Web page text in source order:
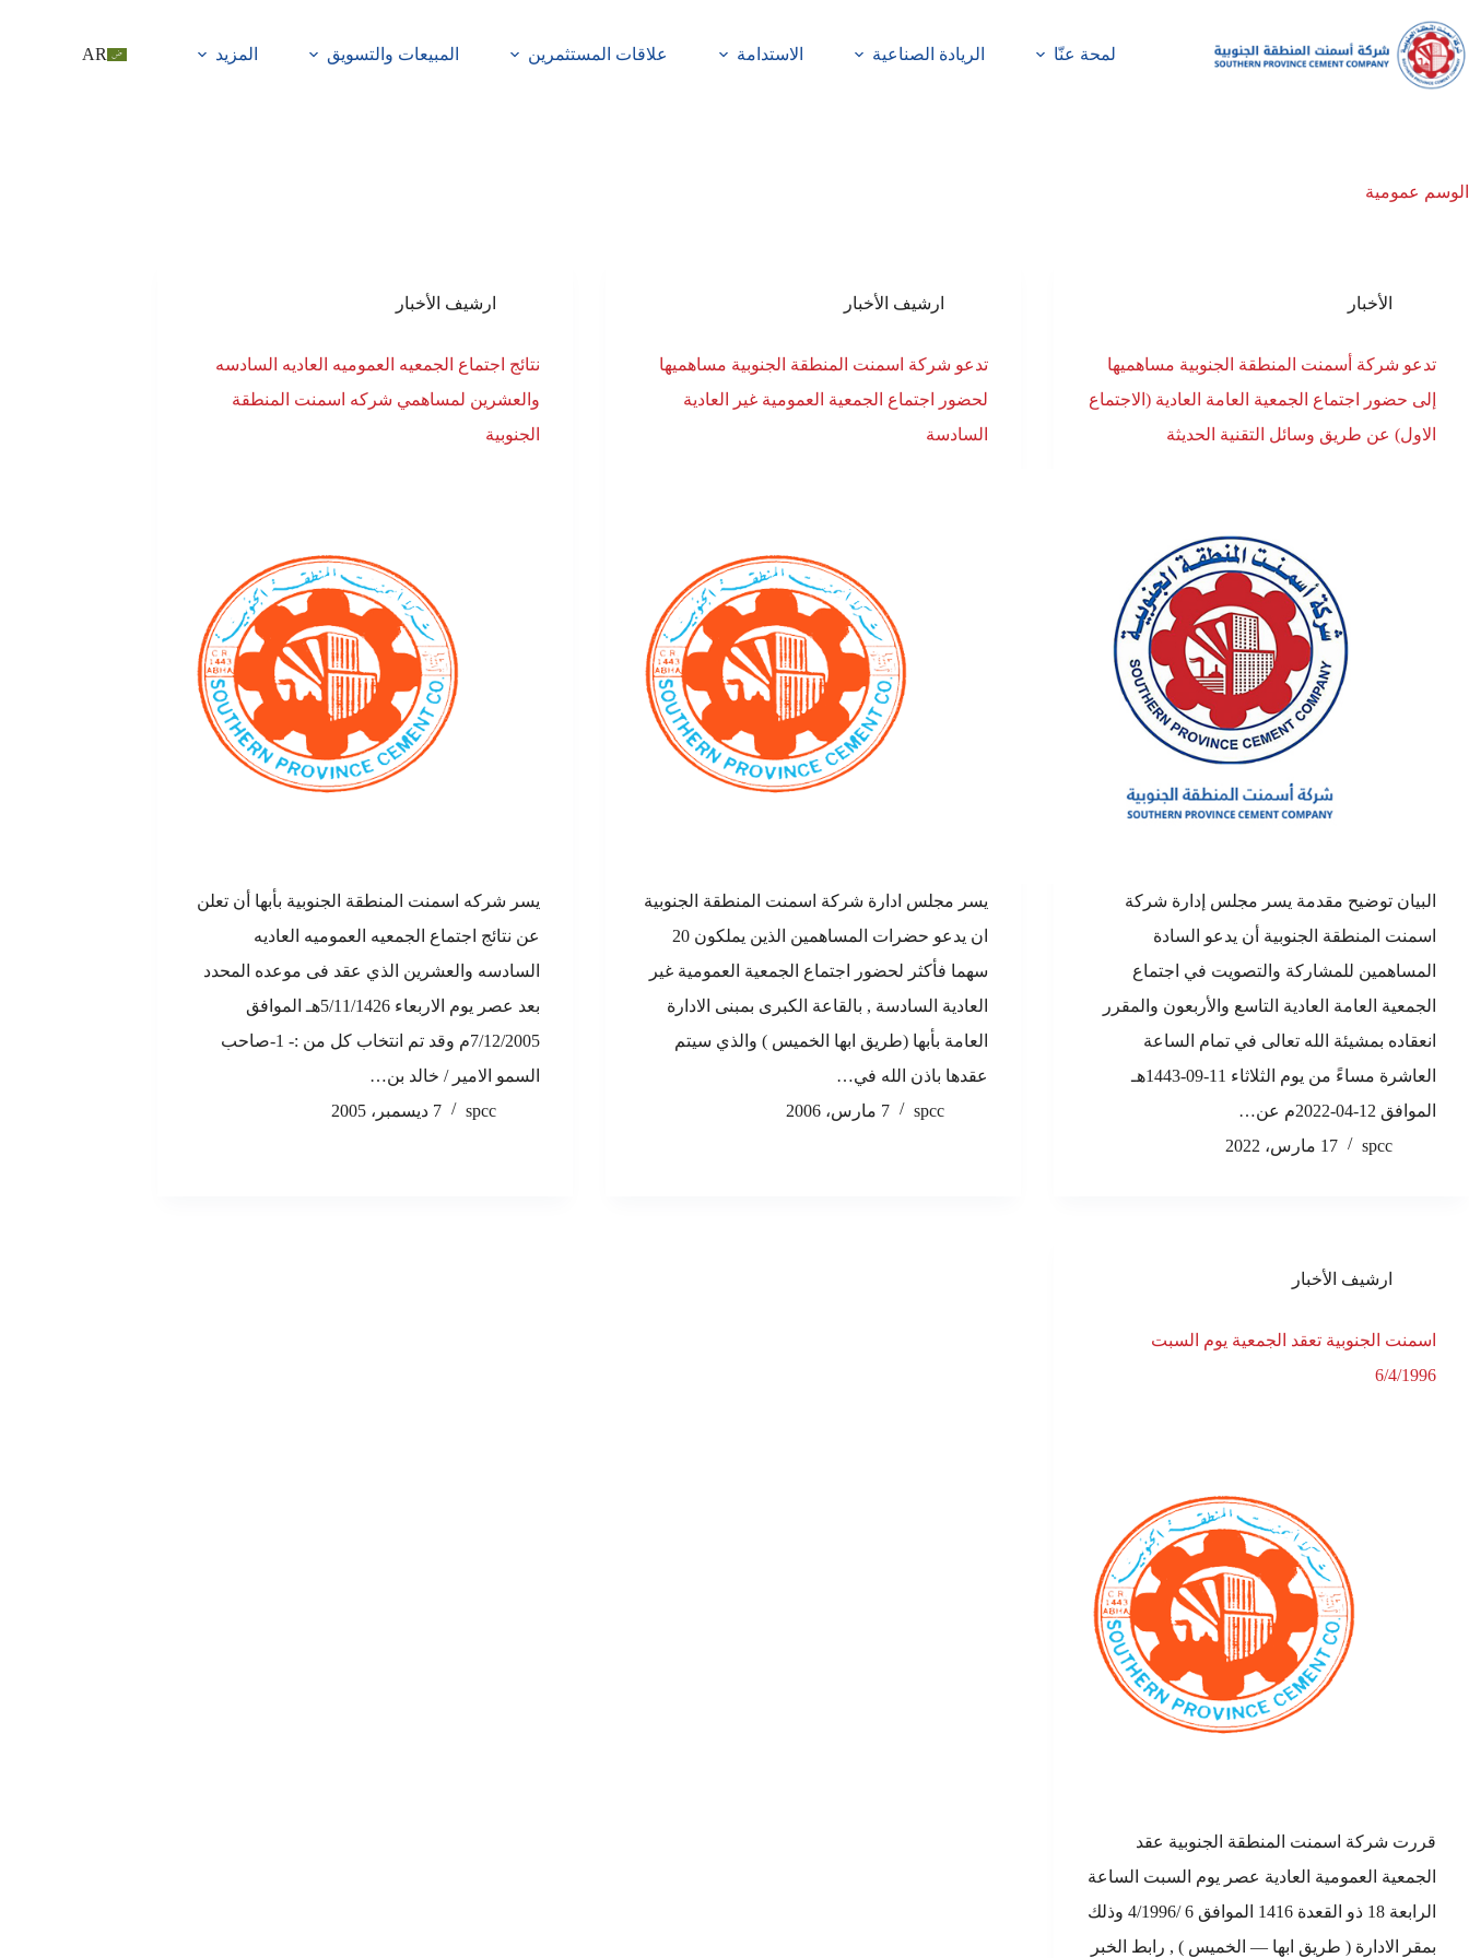
لمحة عنّا الريادة الصناعية الاستدامة علاقات المستثمرين المبيعات والتسويق المزيد AR
الوسم عمومية
الأخبار
تدعو شركة أسمنت المنطقة الجنوبية مساهميها
إلى حضور اجتماع الجمعية العامة العادية (الاجتماع
الاول) عن طريق وسائل التقنية الحديثة
البيان توضيح مقدمة يسر مجلس إدارة شركة
اسمنت المنطقة الجنوبية أن يدعو السادة
المساهمين للمشاركة والتصويت في اجتماع
الجمعية العامة العادية التاسع والأربعون والمقرر
انعقاده بمشيئة الله تعالى في تمام الساعة
العاشرة مساءً من يوم الثلاثاء 11-09-1443هـ
الموافق 12-04-2022م عن…
spcc
17 مارس، 2022
ارشيف الأخبار
تدعو شركة اسمنت المنطقة الجنوبية مساهميها
لحضور اجتماع الجمعية العمومية غير العادية
السادسة
يسر مجلس ادارة شركة اسمنت المنطقة الجنوبية
ان يدعو حضرات المساهمين الذين يملكون 20
سهما فأكثر لحضور اجتماع الجمعية العمومية غير
العادية السادسة , بالقاعة الكبرى بمبنى الادارة
العامة بأبها (طريق ابها الخميس ) والذي سيتم
عقدها باذن الله في…
spcc
7 مارس، 2006
ارشيف الأخبار
نتائج اجتماع الجمعيه العموميه العاديه السادسه
والعشرين لمساهمي شركه اسمنت المنطقة
الجنوبية
يسر شركه اسمنت المنطقة الجنوبية بأبها أن تعلن
عن نتائج اجتماع الجمعيه العموميه العاديه
السادسه والعشرين الذي عقد فى موعده المحدد
بعد عصر يوم الاربعاء 5/11/1426هـ الموافق
7/12/2005م وقد تم انتخاب كل من :- 1-صاحب
السمو الامير / خالد بن…
spcc
7 ديسمبر، 2005
ارشيف الأخبار
اسمنت الجنوبية تعقد الجمعية يوم السبت
6/4/1996
قررت شركة اسمنت المنطقة الجنوبية عقد
الجمعية العمومية العادية عصر يوم السبت الساعة
الرابعة 18 ذو القعدة 1416 الموافق 6 /4/1996 وذلك
بمقر الادارة ( طريق ابها — الخميس ) , رابط الخبر